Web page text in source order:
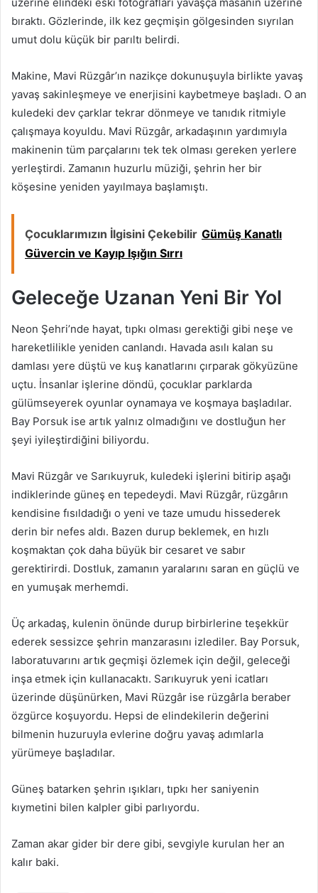
bıraktı. Gözlerinde, ilk kez geçmişin gölgesinden sıyrılan
umut dolu küçük bir parıltı belirdi.
Makine, Mavi Rüzgâr’ın nazikçe dokunuşuyla birlikte yavaş
yavaş sakinleşmeye ve enerjisini kaybetmeye başladı. O an
kuledeki dev çarklar tekrar dönmeye ve tanıdık ritmiyle
çalışmaya koyuldu. Mavi Rüzgâr, arkadaşının yardımıyla
makinenin tüm parçalarını tek tek olması gereken yerlere
yerleştirdi. Zamanın huzurlu müziği, şehrin her bir
köşesine yeniden yayılmaya başlamıştı.
Çocuklarımızın İlgisini Çekebilir Gümüş Kanatlı
Güvercin ve Kayıp Işığın Sırrı
Geleceğe Uzanan Yeni Bir Yol
Neon Şehri’nde hayat, tıpkı olması gerektiği gibi neşe ve
hareketlilikle yeniden canlandı. Havada asılı kalan su
damlası yere düştü ve kuş kanatlarını çırparak gökyüzüne
uçtu. İnsanlar işlerine döndü, çocuklar parklarda
gülümseyerek oyunlar oynamaya ve koşmaya başladılar.
Bay Porsuk ise artık yalnız olmadığını ve dostluğun her
şeyi iyileştirdiğini biliyordu.
Mavi Rüzgâr ve Sarıkuyruk, kuledeki işlerini bitirip aşağı
indiklerinde güneş en tepedeydi. Mavi Rüzgâr, rüzgârın
kendisine fısıldadığı o yeni ve taze umudu hissederek
derin bir nefes aldı. Bazen durup beklemek, en hızlı
koşmaktan çok daha büyük bir cesaret ve sabır
gerektirirdi. Dostluk, zamanın yaralarını saran en güçlü ve
en yumuşak merhemdi.
Üç arkadaş, kulenin önünde durup birbirlerine teşekkür
ederek sessizce şehrin manzarasını izlediler. Bay Porsuk,
laboratuvarını artık geçmişi özlemek için değil, geleceği
inşa etmek için kullanacaktı. Sarıkuyruk yeni icatları
üzerinde düşünürken, Mavi Rüzgâr ise rüzgârla beraber
özgürce koşuyordu. Hepsi de elindekilerin değerini
bilmenin huzuruyla evlerine doğru yavaş adımlarla
yürümeye başladılar.
Güneş batarken şehrin ışıkları, tıpkı her saniyenin
kıymetini bilen kalpler gibi parlıyordu.
Zaman akar gider bir dere gibi, sevgiyle kurulan her an
kalır baki.